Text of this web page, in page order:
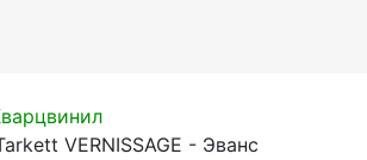
VERNISSAGE - Эванс